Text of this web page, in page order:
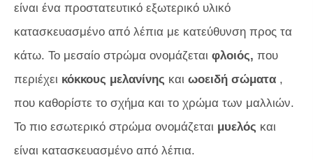
είναι ένα προστατευτικό εξωτερικό υλικό
κατασκευασμένο από λέπια με κατεύθυνση προς τα
κάτω. Το μεσαίο στρώμα ονομάζεται φλοιός, που
περιέχει κόκκους μελανίνης και ωοειδή σώματα ,
που καθορίστε το σχήμα και το χρώμα των μαλλιών.
Το πιο εσωτερικό στρώμα ονομάζεται μυελός και
είναι κατασκευασμένο από λέπια.